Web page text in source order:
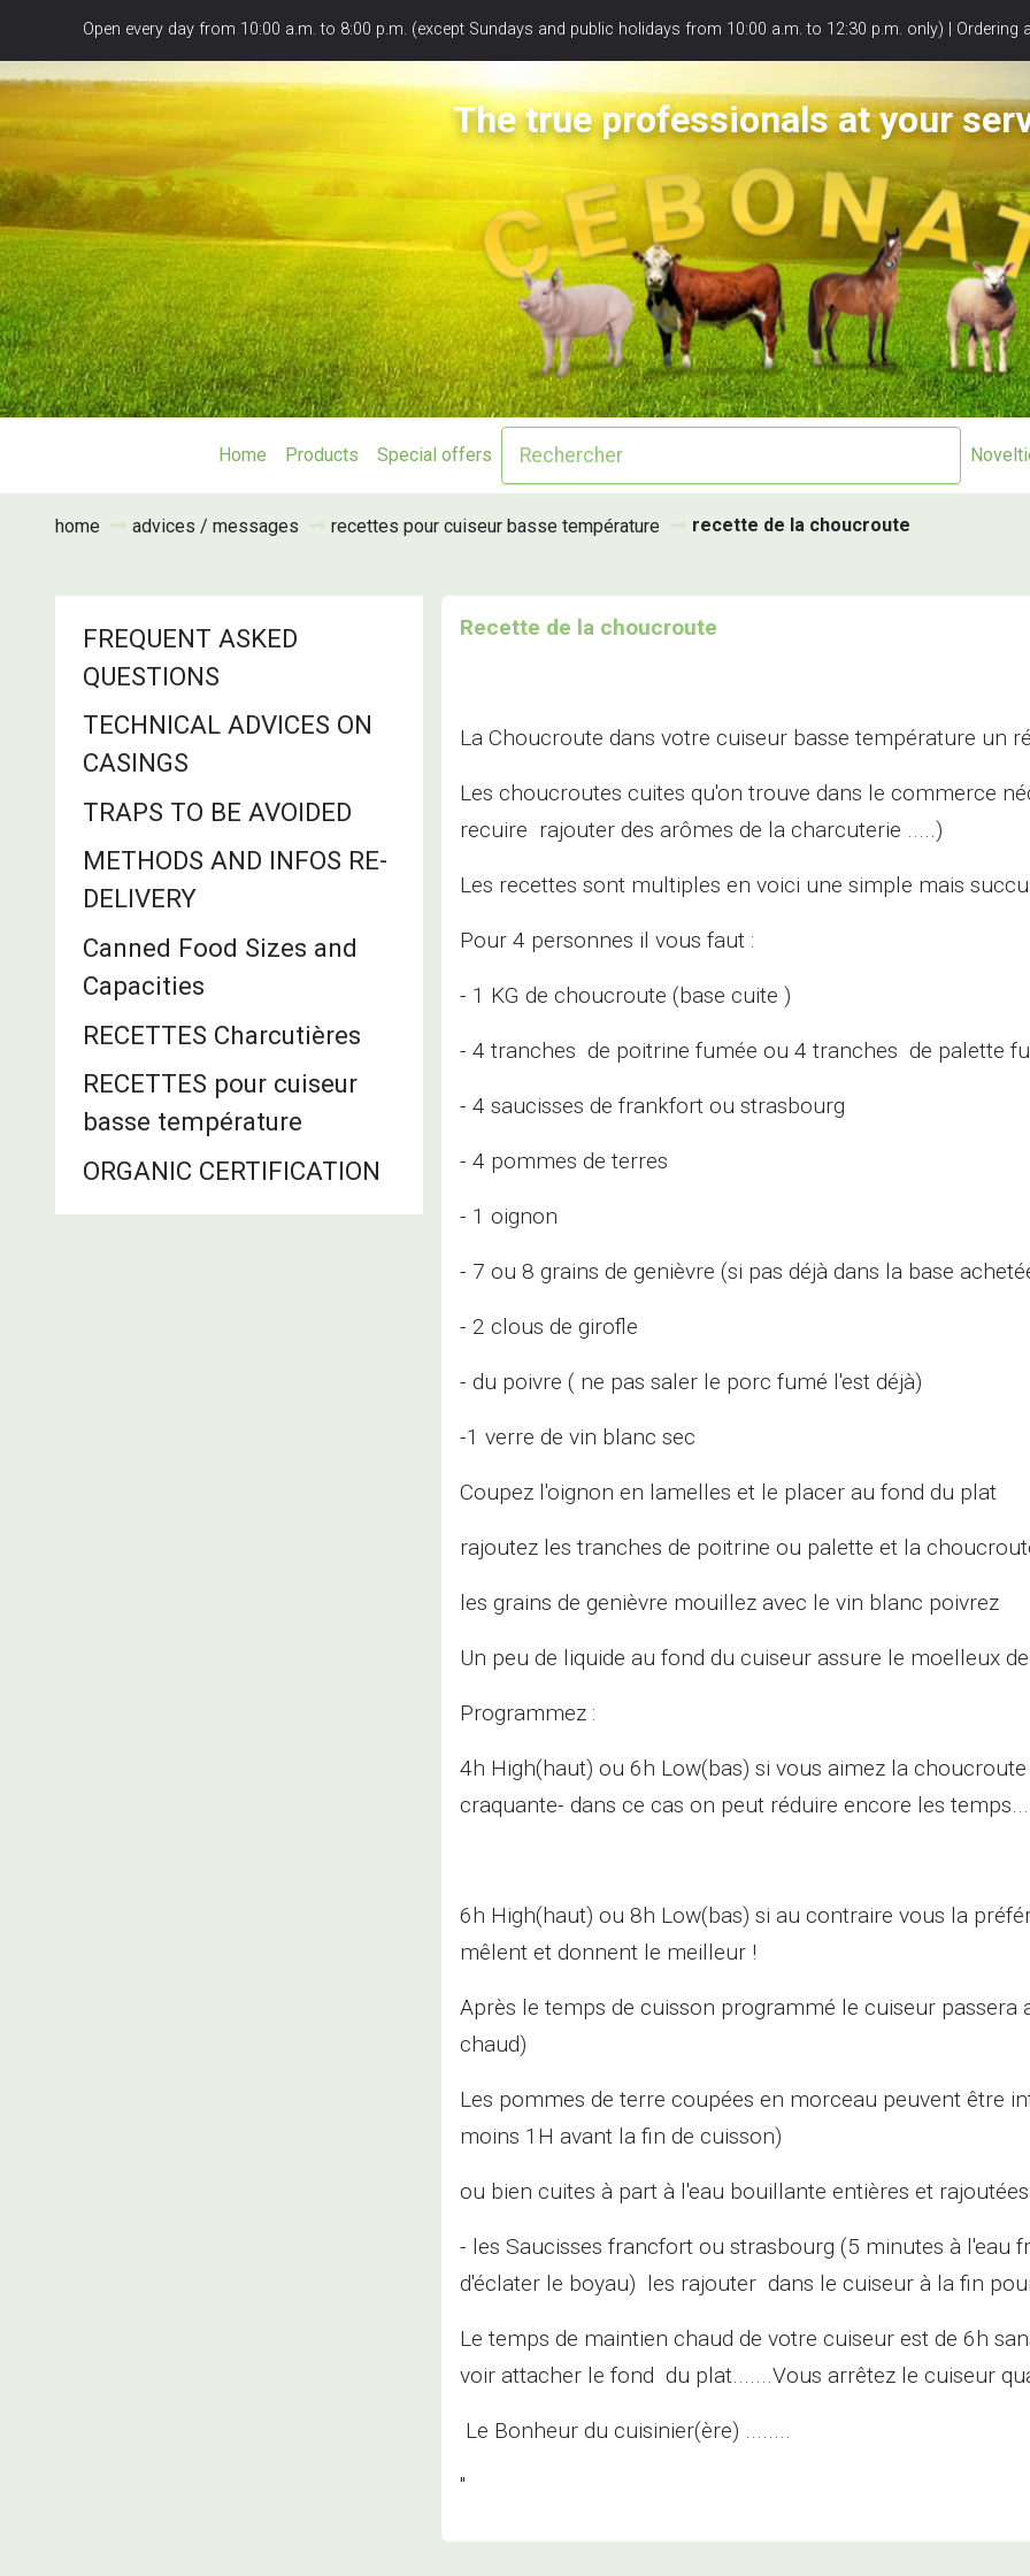
Open every day from 10:00 a.m. to 8:00 p.m. (except Sundays and public holidays from 10:00 a.m. to 12:30 p.m. only) | Ordering
The true professionals at your
Home Products Special offers
home advices / messages recettes pour cuiseur basse température recette de la choucroute
FREQUENT ASKED
QUESTIONS
TECHNICAL ADVICES ON
CASINGS
TRAPS TO BE AVOIDED
METHODS AND INFOS RE-
DELIVERY
Canned Food Sizes and
Capacities
RECETTES Charcutières
RECETTES pour cuiseur
basse température
ORGANIC CERTIFICATION
Recette de la choucroute
La Choucroute dans votre cuiseur basse température un
Les choucroutes cuites qu'on trouve dans le commerce
recuire rajouter des arômes de la charcuterie .....)
Les recettes sont multiples en voici une simple mais
Pour 4 personnes il vous faut :
- 1 KG de choucroute (base cuite )
- 4 tranches de poitrine fumée ou 4 tranches de palette
- 4 saucisses de frankfort ou strasbourg
- 4 pommes de terres
- 1 oignon
- 7 ou 8 grains de genièvre (si pas déjà dans la base
- 2 clous de girofle
- du poivre ( ne pas saler le porc fumé l'est déjà)
-1 verre de vin blanc sec
Coupez l'oignon en lamelles et le placer au fond du plat
rajoutez les tranches de poitrine ou palette et la
les grains de genièvre mouillez avec le vin blanc poivrez
Un peu de liquide au fond du cuiseur assure le moelleux
Programmez :
4h High(haut) ou 6h Low(bas) si vous aimez la
craquante- dans ce cas on peut réduire encore les
6h High(haut) ou 8h Low(bas) si au contraire vous la
mêlent et donnent le meilleur !
Après le temps de cuisson programmé le cuiseur
chaud)
Les pommes de terre coupées en morceau peuvent être
moins 1H avant la fin de cuisson)
ou bien cuites à part à l'eau bouillante entières et
- les Saucisses francfort ou strasbourg (5 minutes à l'eau
d'éclater le boyau) les rajouter dans le cuiseur à la fin
Le temps de maintien chaud de votre cuiseur est de 6h
voir attacher le fond du plat.......Vous arrêtez le cuiseur
Le Bonheur du cuisinier(ère) ........
"